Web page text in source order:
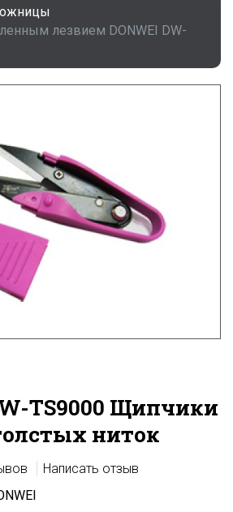
лезвием DONWEI DW-
TS9000 Щипчики
ниток
Написать отзыв